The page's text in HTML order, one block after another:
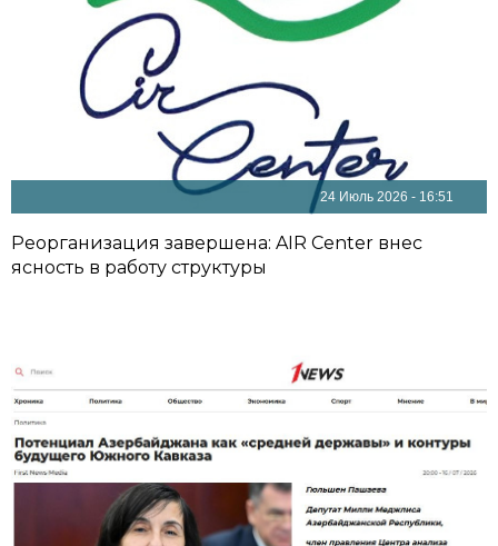
24 Июль 2026 - 16:51
Реорганизация завершена: AIR Center внес
ясность в работу структуры